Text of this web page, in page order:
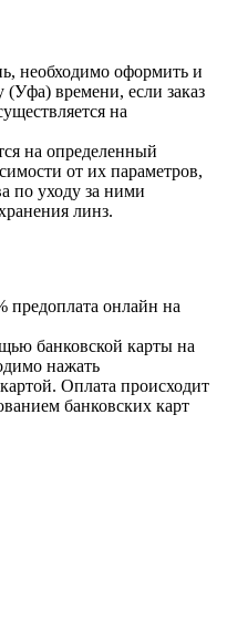
необходимо оформить и
(Уфа) времени, если заказ
на
на определенный
от их параметров,
по уходу за ними
линз.
предоплата онлайн на
банковской карты на
нажать
Оплата происходит
банковских карт